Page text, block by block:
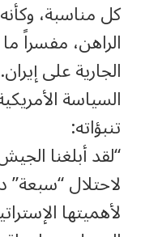
كل مناسبة،
الراهن، مفسراً
الجارية على
السياسة
تنبؤاته:
“لقد أبلغنا
لاحتلال
لأهميتها